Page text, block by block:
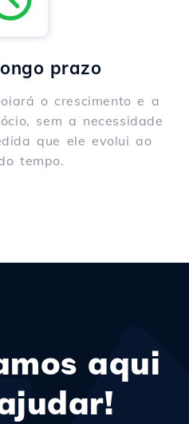
prazo
o crescimento e a
sem a necessidade
que ele evolui ao
tempo.
aqui